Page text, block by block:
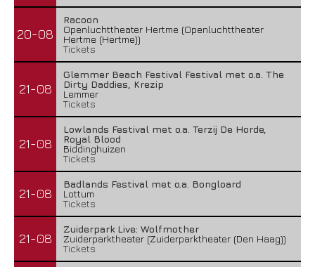
20-08
Racoon
Openluchttheater Hertme (Openluchttheater
Hertme (Hertme))
Tickets
21-08
Glemmer Beach Festival Festival met o.a. The
Dirty Daddies, Krezip
Lemmer
Tickets
21-08
Lowlands Festival met o.a. Terzij De Horde,
Royal Blood
Biddinghuizen
Tickets
21-08
Badlands Festival met o.a. Bongloard
Lottum
Tickets
21-08
Zuiderpark Live: Wolfmother
Zuiderparktheater (Zuiderparktheater (Den Haag))
Tickets